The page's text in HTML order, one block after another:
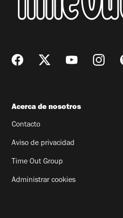
Acerca de nosotros
Contacto
Aviso de privacidad
Time Out Group
Administrar cookies